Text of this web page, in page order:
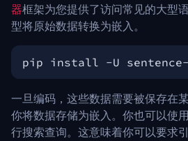
器框架为您提供了访问常见的大型
型将原始数据转换为嵌入。
一旦编码，这些数据需要被保存在
你将数据存储为嵌入。你也可以使
行搜索查询。这意味着你可以要求